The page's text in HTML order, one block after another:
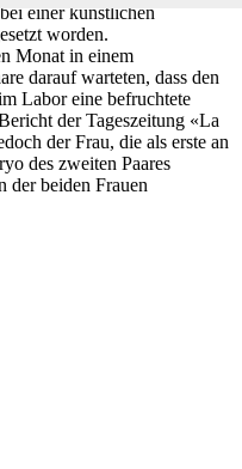
einer künstlichen
worden.
Monat in einem
darauf warteten, dass den
Labor eine befruchtete
der Tageszeitung «La
der Frau, die als erste an
des zweiten Paares
der beiden Frauen